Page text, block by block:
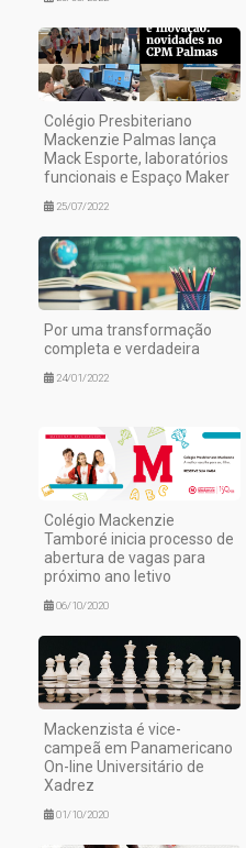
Colégio Presbiteriano
Mackenzie Palmas lança
Mack Esporte, laboratórios
funcionais e Espaço Maker
25/07/2022
Por uma transformação
completa e verdadeira
24/01/2022
Colégio Mackenzie
Tamboré inicia processo de
abertura de vagas para
próximo ano letivo
06/10/2020
Mackenzista é vice-
campeã em Panamericano
On-line Universitário de
Xadrez
01/10/2020